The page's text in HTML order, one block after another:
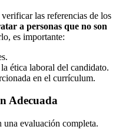
las referencias de los
a personas que no son
es importante:
ética laboral del candidato.
en el currículum.
Adecuada
una evaluación completa.